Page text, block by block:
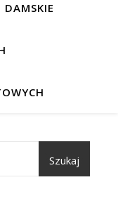
DAMSKIE
Szukaj